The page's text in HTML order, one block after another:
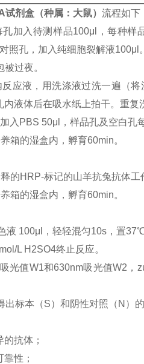
试剂盒（种属：大鼠）流程如下
孔加入待测样品100μl，每种
照孔，加入纯细胞裂解液
过夜。
反应液，用洗涤液过洗一遍（
液体后在吸水纸上拍干。重复
加入PBS 50μl，样品孔及空白
箱的湿盒内，孵育60min。
释的HRP-标记的山羊抗兔抗体
箱的湿盒内，孵育60min。
液 100μl，轻轻混匀10s，置
L H2SO4终止反应。
吸光值W1和630nm吸光值W2
出标本（S）和阴性对照（N）
抗体；
性；